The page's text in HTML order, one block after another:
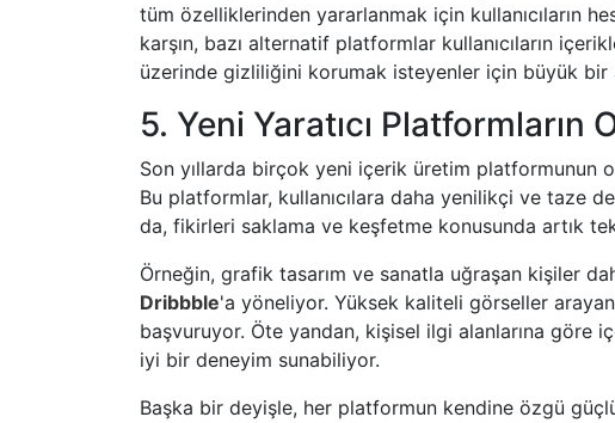
tüm özelliklerinden yararlanmak için kullanıcıların
karşın, bazı alternatif platformlar kullanıcıların
üzerinde gizliliğini korumak isteyenler için büyük bir
5. Yeni Yaratıcı Platformların
Son yıllarda birçok yeni içerik üretim platformunun
Bu platformlar, kullanıcılara daha yenilikçi ve taze
da, fikirleri saklama ve keşfetme konusunda artık
Örneğin, grafik tasarım ve sanatla uğraşan kişiler
Dribbble'a yöneliyor. Yüksek kaliteli görseller
başvuruyor. Öte yandan, kişisel ilgi alanlarına göre
iyi bir deneyim sunabiliyor.
Başka bir deyişle, her platformun kendine özgü